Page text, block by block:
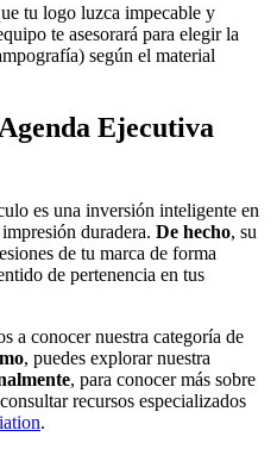
tu logo luzca impecable y
te asesorará para elegir la
según el material
Ejecutiva
es una inversión inteligente en
duradera. De hecho, su
de tu marca de forma
de pertenencia en tus
a conocer nuestra categoría de
, puedes explorar nuestra
, para conocer más sobre
recursos especializados
.